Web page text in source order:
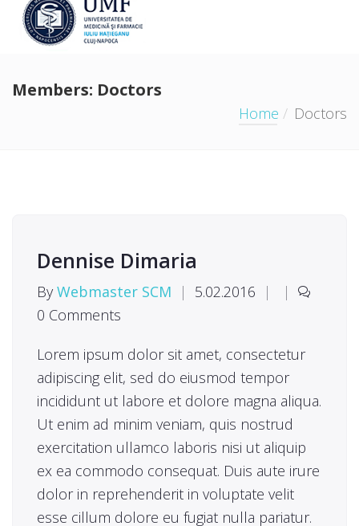
Members: Doctors
Home Doctors
Dennise Dimaria
By Webmaster SCM | 5.02.2016 |
|
0 Comments
Lorem ipsum dolor sit amet, consectetur
adipiscing elit, sed do eiusmod tempor
incididunt ut labore et dolore magna aliqua.
Ut enim ad minim veniam, quis nostrud
exercitation ullamco laboris nisi ut aliquip
ex ea commodo consequat. Duis aute irure
dolor in reprehenderit in voluptate velit
esse cillum dolore eu fugiat nulla pariatur.